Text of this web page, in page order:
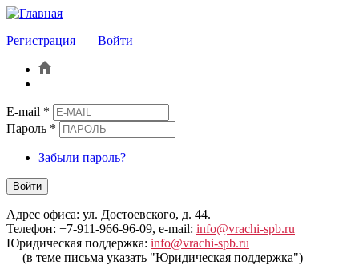
Регистрация Войти
E-mail *
Пароль *
Забыли пароль?
Войти
Адрес офиса: ул. Достоевского, д. 44.
Телефон: +7-911-966-96-09, e-mail: info@vrachi-spb.ru
Юридическая поддержка: info@vrachi-spb.ru
(в теме письма указать "Юридическая поддержка")